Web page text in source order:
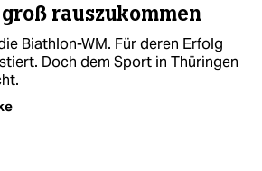
rauszukommen
Biathlon-WM. Für deren Erfolg
Doch dem Sport in Thüringen